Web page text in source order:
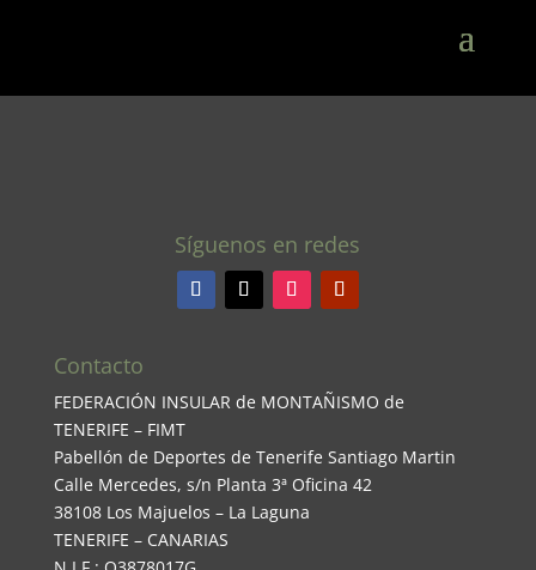
Síguenos en redes
Contacto
FEDERACIÓN INSULAR de MONTAÑISMO de
TENERIFE – FIMT
Pabellón de Deportes de Tenerife Santiago Martin
Calle Mercedes, s/n Planta 3ª Oficina 42
38108 Los Majuelos – La Laguna
TENERIFE – CANARIAS